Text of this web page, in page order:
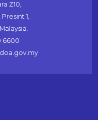
Z10,
1,
6600